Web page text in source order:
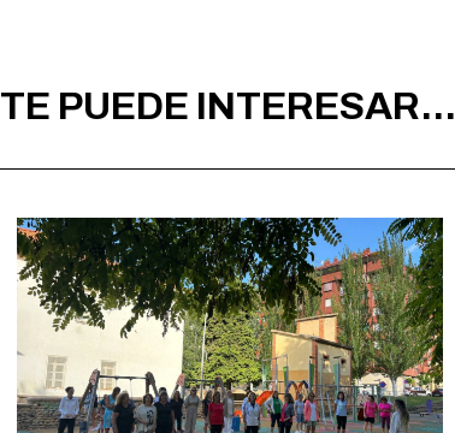
TE PUEDE INTERESAR...